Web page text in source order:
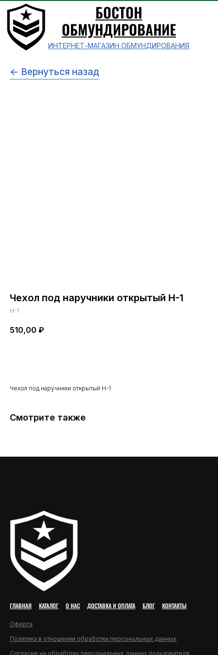
БОСТОН
ОБМУНДИРОВАНИЕ
ИНТЕРНЕТ-МАГАЗИН ОБМУНДИРОВАНИЯ
← Вернуться назад
Чехол под наручники открытый Н-1
Н-1
510,00 ₽
Чехол под наручники открытый Н-1
Смотрите также
ГЛАВНАЯ КАТАЛОГ О НАС ДОСТАВКА И ОПЛАТА БЛОГ КОНТАКТЫ
Оферта
Политика в отношении обработки персональных данных
Согласие на обработку персональных данных пользователя